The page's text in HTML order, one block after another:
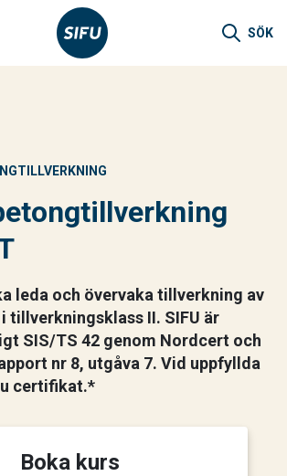
SÖK
leda och övervaka tillverkning av
tillverkningsklass II. SIFU är
SIS/TS 42 genom Nordcert och
nr 8, utgåva 7. Vid uppfyllda
certifikat.*
Boka kurs